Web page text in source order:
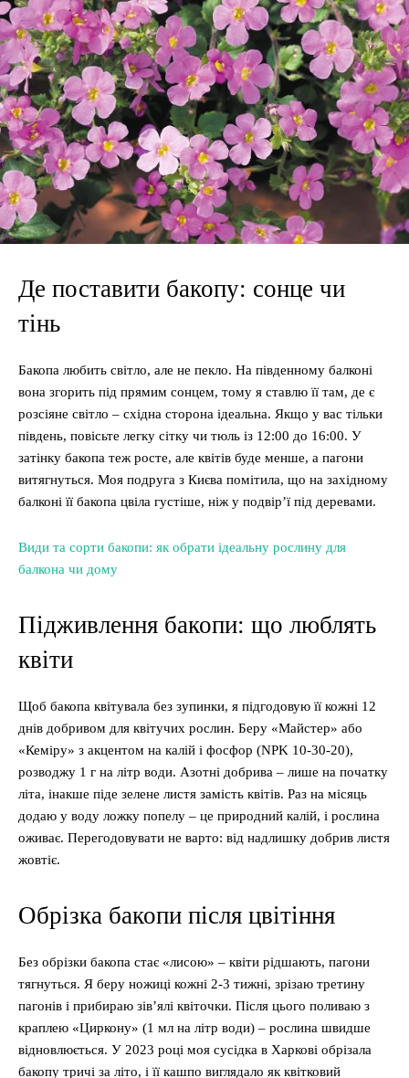
Де поставити бакопу: сонце чи
тінь
Бакопа любить світло, але не пекло. На південному балконі
вона згорить під прямим сонцем, тому я ставлю її там, де є
розсіяне світло – східна сторона ідеальна. Якщо у вас тільки
південь, повісьте легку сітку чи тюль із 12:00 до 16:00. У
затінку бакопа теж росте, але квітів буде менше, а пагони
витягнуться. Моя подруга з Києва помітила, що на західному
балконі її бакопа цвіла густіше, ніж у подвір’ї під деревами.
Види та сорти бакопи: як обрати ідеальну рослину для
балкона чи дому
Підживлення бакопи: що люблять
квіти
Щоб бакопа квітувала без зупинки, я підгодовую її кожні 12
днів добривом для квітучих рослин. Беру «Майстер» або
«Кеміру» з акцентом на калій і фосфор (NPK 10-30-20),
розводжу 1 г на літр води. Азотні добрива – лише на початку
літа, інакше піде зелене листя замість квітів. Раз на місяць
додаю у воду ложку попелу – це природний калій, і рослина
оживає. Перегодовувати не варто: від надлишку добрив листя
жовтіє.
Обрізка бакопи після цвітіння
Без обрізки бакопа стає «лисою» – квіти рідшають, пагони
тягнуться. Я беру ножиці кожні 2-3 тижні, зрізаю третину
пагонів і прибираю зів’ялі квіточки. Після цього поливаю з
краплею «Циркону» (1 мл на літр води) – рослина швидше
відновлюється. У 2023 році моя сусідка в Харкові обрізала
бакопу тричі за літо, і її кашпо виглядало як квітковий